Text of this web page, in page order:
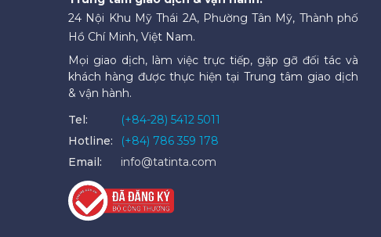
24 Nội Khu Mỹ Thái 2A, Phường Tân Mỹ, Thành phố
Hồ Chí Minh, Việt Nam.
Mọi giao dịch, làm việc trực tiếp, gặp gỡ đối tác và
khách hàng được thực hiện tại Trung tâm giao dịch
& vận hành.
Tel:
(+84-28) 5412 5011
Hotline:
(+84) 786 359 178
Email:
info@tatinta.com